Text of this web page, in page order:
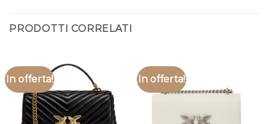
PRODOTTI CORRELATI
In offerta! In offerta!